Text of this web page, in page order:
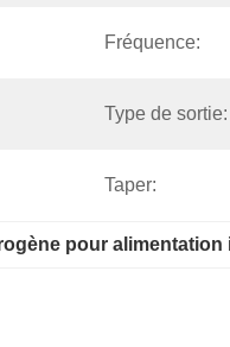
Fréquence:
Type de sortie:
Taper:
pour alimentation